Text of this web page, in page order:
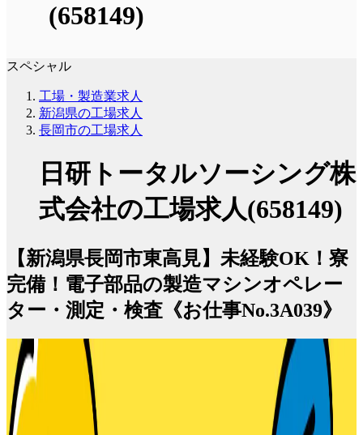
(658149)
スペシャル
工場・製造業求人
新潟県の工場求人
長岡市の工場求人
日研トータルソーシング株
式会社の工場求人(658149)
【新潟県長岡市東高見】未経験OK！寮
完備！電子部品の製造マシンオペレー
ター・測定・検査《お仕事No.3A039》